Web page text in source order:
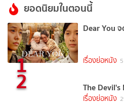
ยอดนิยมในตอนนี้
1
Dear You
เรื่องย่อหนัง
2 The
เรื่องย่อหนัง